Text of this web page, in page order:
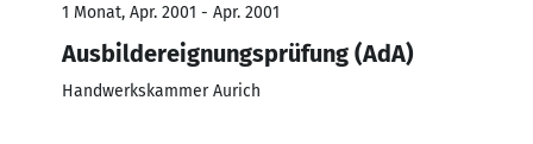
1 Monat, Apr. 2001 - Apr. 2001
Ausbildereignungsprüfung (AdA)
Handwerkskammer Aurich